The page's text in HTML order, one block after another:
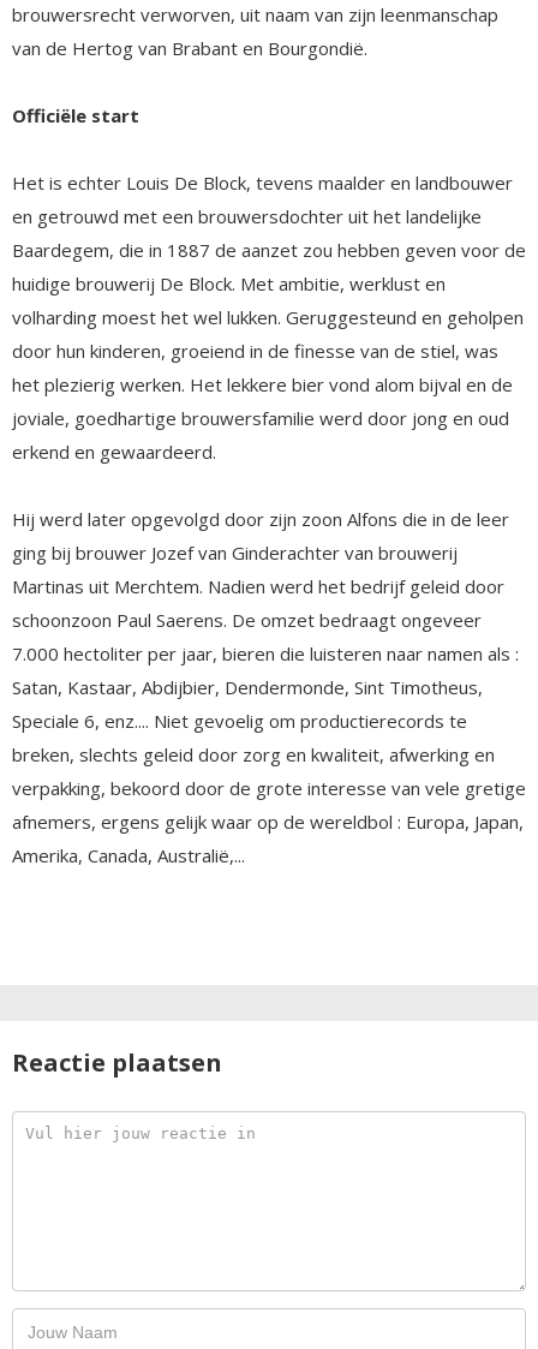
brouwersrecht verworven, uit naam van zijn leenmanschap
van de Hertog van Brabant en Bourgondië.
Officiële start
Het is echter Louis De Block, tevens maalder en landbouwer
en getrouwd met een brouwersdochter uit het landelijke
Baardegem, die in 1887 de aanzet zou hebben geven voor de
huidige brouwerij De Block. Met ambitie, werklust en
volharding moest het wel lukken. Geruggesteund en geholpen
door hun kinderen, groeiend in de finesse van de stiel, was
het plezierig werken. Het lekkere bier vond alom bijval en de
joviale, goedhartige brouwersfamilie werd door jong en oud
erkend en gewaardeerd.
Hij werd later opgevolgd door zijn zoon Alfons die in de leer
ging bij brouwer Jozef van Ginderachter van brouwerij
Martinas uit Merchtem. Nadien werd het bedrijf geleid door
schoonzoon Paul Saerens. De omzet bedraagt ongeveer
7.000 hectoliter per jaar, bieren die luisteren naar namen als :
Satan, Kastaar, Abdijbier, Dendermonde, Sint Timotheus,
Speciale 6, enz.... Niet gevoelig om productierecords te
breken, slechts geleid door zorg en kwaliteit, afwerking en
verpakking, bekoord door de grote interesse van vele gretige
afnemers, ergens gelijk waar op de wereldbol : Europa, Japan,
Amerika, Canada, Australië,...
Reactie plaatsen